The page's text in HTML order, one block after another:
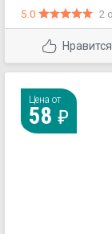
прохода;
пазух, плевры
наружный и
5.0 2
Нравится
Цена от
58